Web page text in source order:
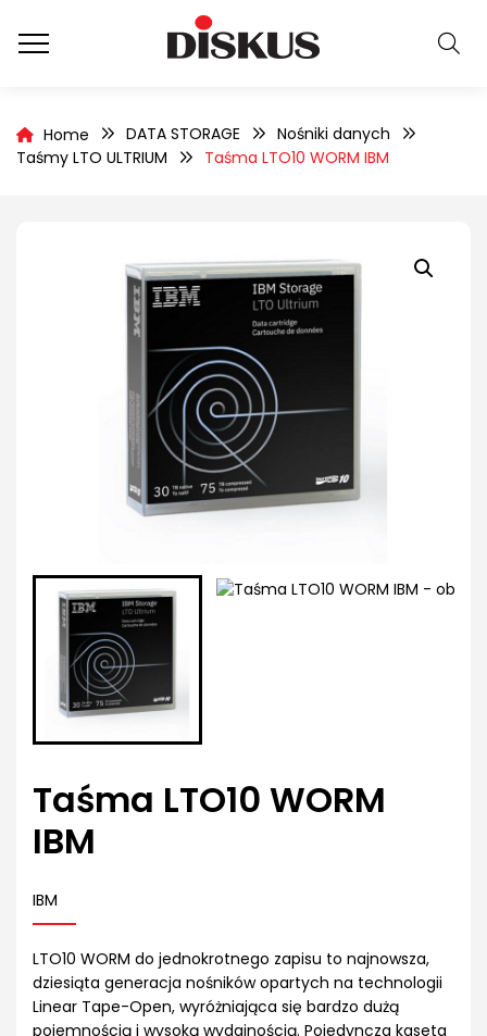
Home DATA STORAGE
Nośniki danych
Taśmy LTO ULTRIUM
Taśma LTO10 WORM IBM
Taśma LTO10 WORM
IBM
IBM
LTO10 WORM do jednokrotnego zapisu to najnowsza,
dziesiąta generacja nośników opartych na technologii
Linear Tape-Open, wyróżniająca się bardzo dużą
pojemnością i wysoką wydajnością. Pojedyncza kaseta